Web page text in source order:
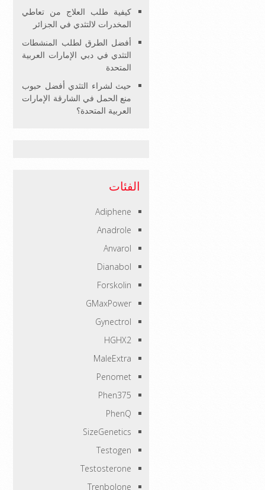
كيفية طلب العلاج من تعاطي
المخدرات لالتثدي في الجزائر
أفضل الطرق لطلب المنشطات
التثدي في دبي الإمارات العربية
المتحدة
حيث لشراء التثدي أفضل حبوب
منع الحمل في الشارقة الإمارات
العربية المتحدة؟
الفئات
Adiphene
Anadrole
Anvarol
Dianabol
Forskolin
GMaxPower
Gynectrol
HGHX2
MaleExtra
Penomet
Phen375
PhenQ
SizeGenetics
Testogen
Testosterone
Trenbolone